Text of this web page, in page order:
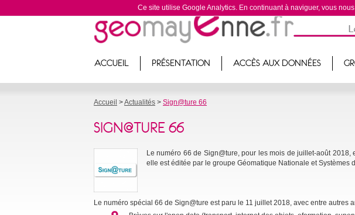
Ce site utilise Google Analytics. En continuant à naviguer, vous
Bouton
de
navigation
Barre
de
navigation
ACCUEIL PRÉSENTATION ACCÈS AUX DONNÉES
Accueil >Actualités > Sign@ture 66
SIGN@TURE 66
Le numéro 66 de Sign@ture, pour les mois de juillet-août
elle est éditée par le groupe Géomatique Nationale et Systèmes
Le numéro spécial 66 de Sign@ture est paru le 11 juillet 2018, avec entre autres